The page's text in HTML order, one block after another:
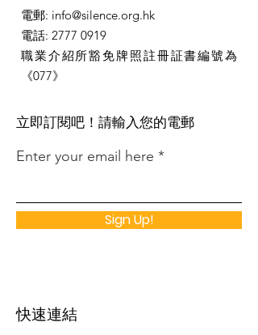
電郵: info@silence.org.hk
電話: 2777 0919
職業介紹所豁免牌照註冊証書編號為
《077》
​立即訂閱吧！請輸入您的電郵
Enter your email here
Sign Up!
快速連結